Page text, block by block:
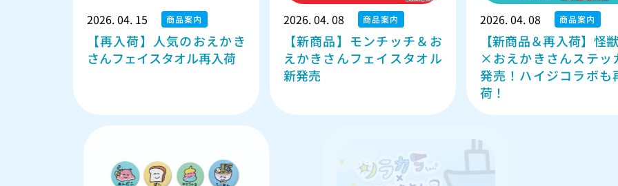
2026. 04. 15 商品案内
【再入荷】人気のおえかき
さんフェイスタオル再入荷
2026. 04. 08 商品案内
【新商品】モンチッチ＆お
えかきさんフェイスタオル
新発売
2026. 04. 08 商品案内
【新商品＆再入荷】怪
×おえかきさんステッ
発売！ハイジコラボも
荷！